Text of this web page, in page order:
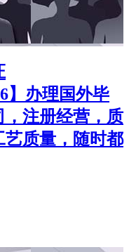
】办理国外毕
注册经营，质
质量，随时都